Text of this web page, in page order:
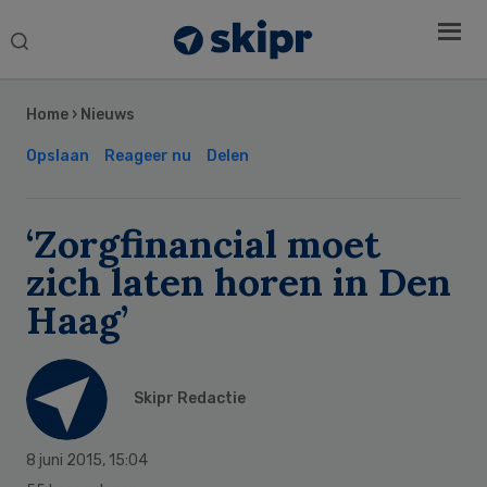
Search
Home › Nieuws
Opslaan Reageer nu Delen
‘Zorgfinancial moet
zich laten horen in Den
Haag’
Skipr Redactie
8 juni 2015, 15:04
Sidebar